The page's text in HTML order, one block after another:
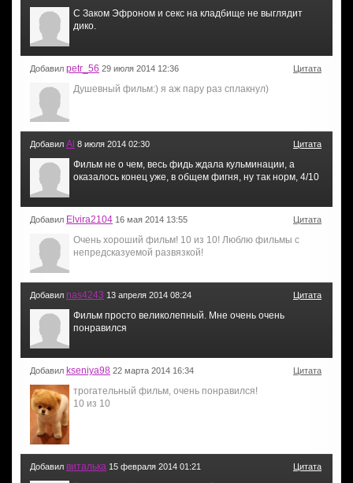
С Заком Эфроном и секс на кладбище не выглядит
дико.
Добавил petr_56 29 июля 2014 12:36 Цитата
Душевный фильм:) я аж пару раз сплакнул)
Добавил Al 8 июля 2014 02:30 Цитата
Фильм не о чем, весь фидь ждала кульминации, а
оказалось конец уже, в общем фигня, ну так норм, 4/10
Добавил Elvira2104 16 мая 2014 13:55 Цитата
Очень хороший фильм! 10 из 10! Люблю фильмы с
непредсказуемой развязкой!
Добавил nas4243 13 апреля 2014 08:24 Цитата
Фильм просто великолепный. Мне очень очень
понравился
Добавил kseniya98 22 марта 2014 16:34 Цитата
трогательный фильм, очень понравился!
10 из 10
Добавил виталька 15 февраля 2014 01:21 Цитата